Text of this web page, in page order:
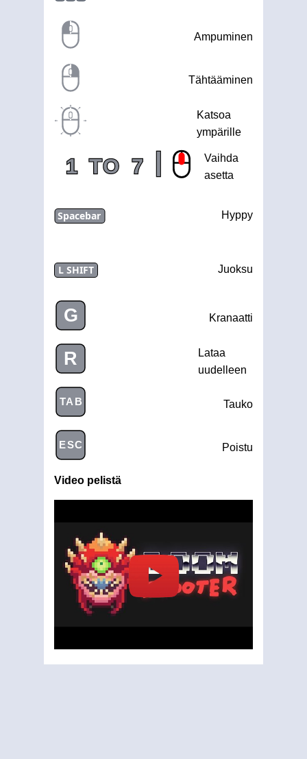
Ampuminen
Tähtääminen
Katsoa
ympärille
1 TO 7 |
Vaihda
asetta
Spacebar Hyppy
L SHIFT Juoksu
G Kranaatti
R
Lataa
uudelleen
TAB Tauko
ESC Poistu
Video pelistä